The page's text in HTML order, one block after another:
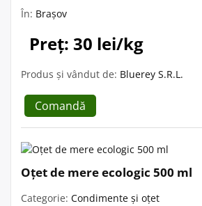
În: Brașov
Preț: 30 lei/kg
Produs și vândut de: Bluerey S.R.L.
Comandă
Oțet de mere ecologic 500 ml
Categorie: Condimente și oțet